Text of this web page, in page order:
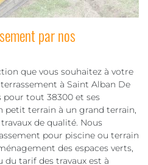
par nos
que vous souhaitez à votre
à Saint Alban De
pour tout 38300 et ses
petit terrain à un grand terrain,
de qualité. Nous
pour piscine ou terrain
des espaces verts,
du tarif des travaux est à